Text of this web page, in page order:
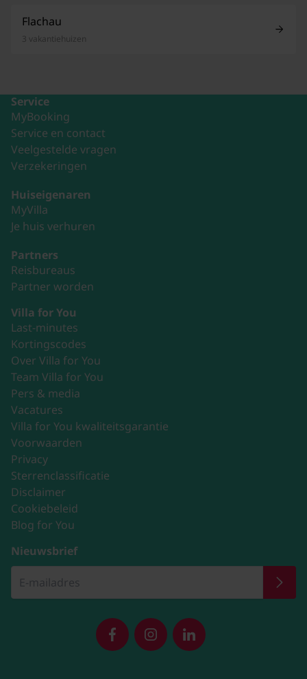
Flachau
3 vakantiehuizen
Service
MyBooking
Service en contact
Veelgestelde vragen
Verzekeringen
Huiseigenaren
MyVilla
Je huis verhuren
Partners
Reisbureaus
Partner worden
Villa for You
Last-minutes
Kortingscodes
Over Villa for You
Team Villa for You
Pers & media
Vacatures
Villa for You kwaliteitsgarantie
Voorwaarden
Privacy
Sterrenclassificatie
Disclaimer
Cookiebeleid
Blog for You
Nieuwsbrief